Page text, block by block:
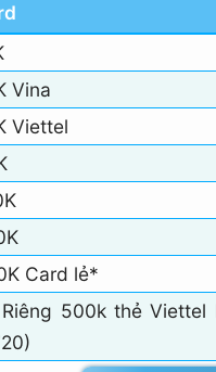
Vina
Viettel
Card lẻ*
500k thẻ Viettel